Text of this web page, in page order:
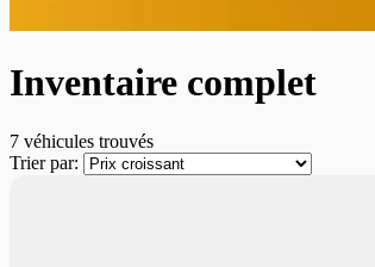
Inventaire complet
7 véhicules trouvés
Trier par: